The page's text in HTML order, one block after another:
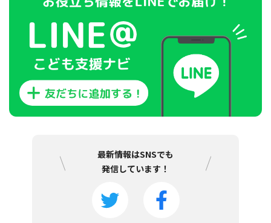
最新情報はSNSでも
発信しています！